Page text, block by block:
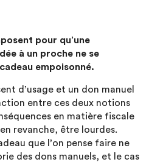
pour qu’une
à un proche ne se
empoisonné.
d’usage et un don manuel
entre ces deux notions
en matière fiscale
revanche, être lourdes.
que l’on pense faire ne
des dons manuels, et le cas